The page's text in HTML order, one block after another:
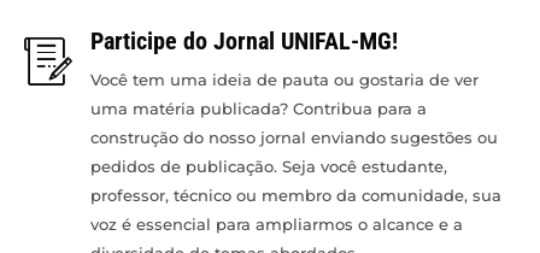
Participe do Jornal UNIFAL-MG!
Você tem uma ideia de pauta ou gostaria de ver
uma matéria publicada? Contribua para a
construção do nosso jornal enviando sugestões ou
pedidos de publicação. Seja você estudante,
professor, técnico ou membro da comunidade, sua
voz é essencial para ampliarmos o alcance e a